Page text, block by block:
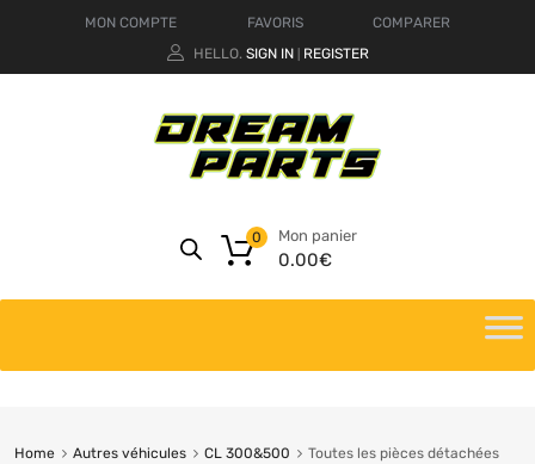
MON COMPTE FAVORIS
COMPARER
HELLO. SIGN IN REGISTER
Mon panier
0.00€
0
Home Autres véhicules CL 300&500 Toutes les pièces détachées